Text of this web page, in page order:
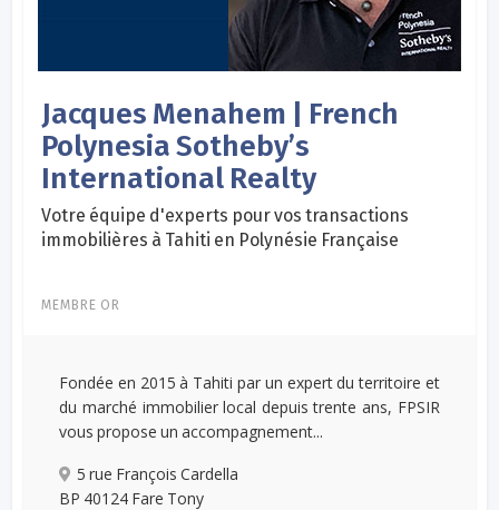
Jacques Menahem | French
Polynesia Sotheby’s
International Realty
Votre équipe d'experts pour vos transactions
immobilières à Tahiti en Polynésie Française
MEMBRE OR
Fondée en 2015 à Tahiti par un expert du territoire et
du marché immobilier local depuis trente ans, FPSIR
vous propose un accompagnement...
5 rue François Cardella
BP 40124 Fare Tony